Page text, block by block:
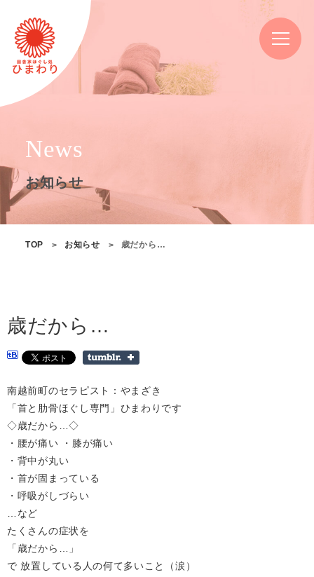
News
お知らせ
TOP お知らせ 歳だから…
歳だから…
南越前町のセラピスト：やまざき
「首と肋骨ほぐし専門」ひまわりです
◇歳だから…◇
・腰が痛い ・膝が痛い
・背中が丸い
・首が固まっている
・呼吸がしづらい
…など
たくさんの症状を
「歳だから…」
で 放置している人の何て多いこと（涙）